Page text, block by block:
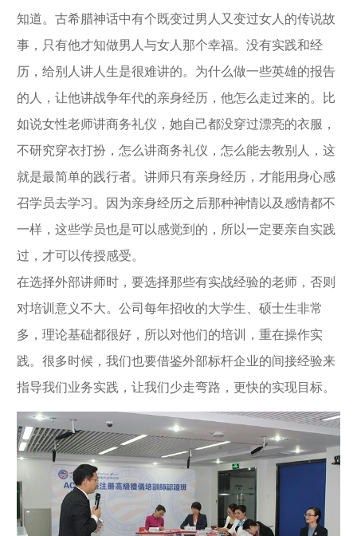
知道。古希腊神话中有个既变过男人又变过女人的传说故
事，只有他才知做男人与女人那个幸福。没有实践和经
历，给别人讲人生是很难讲的。为什么做一些英雄的报告
的人，让他讲战争年代的亲身经历，他怎么走过来的。比
如说女性老师讲商务礼仪，她自己都没穿过漂亮的衣服，
不研究穿衣打扮，怎么讲商务礼仪，怎么能去教别人，这
就是最简单的践行者。讲师只有亲身经历，才能用身心感
召学员去学习。因为亲身经历之后那种神情以及感情都不
一样，这些学员也是可以感觉到的，所以一定要亲自实践
过，才可以传授感受。
在选择外部讲师时，要选择那些有实战经验的老师，否则
对培训意义不大。公司每年招收的大学生、硕士生非常
多，理论基础都很好，所以对他们的培训，重在操作实
践。很多时候，我们也要借鉴外部标杆企业的间接经验来
指导我们业务实践，让我们少走弯路，更快的实现目标。